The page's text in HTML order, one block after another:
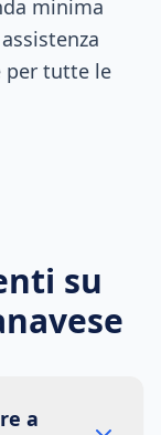
minima
per tutte le
su
a